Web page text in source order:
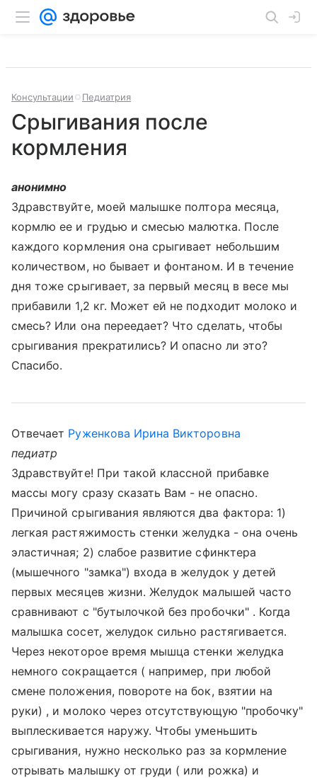
Консультации Педиатрия
Срыгивания после
кормления
анонимно
Здравствуйте, моей малышке полтора месяца,
кормлю ее и грудью и смесью малютка. После
каждого кормления она срыгивает небольшим
количеством, но бывает и фонтаном. И в течение
дня тоже срыгивает, за первый месяц в весе мы
прибавили 1,2 кг. Может ей не подходит молоко и
смесь? Или она переедает? Что сделать, чтобы
срыгивания прекратились? И опасно ли это?
Спасибо.
Отвечает Руженкова Ирина Викторовна
педиатр
Здравствуйте! При такой классной прибавке
массы могу сразу сказать Вам - не опасно.
Причиной срыгивания являются два фактора: 1)
легкая растяжимость стенки желудка - она очень
эластичная; 2) слабое развитие сфинктера
(мышечного "замка") входа в желудок у детей
первых месяцев жизни. Желудок малышей часто
сравнивают с "бутылочкой без пробочки" . Когда
малышка сосет, желудок сильно растягивается.
Через некоторое время мышца стенки желудка
немного сокращается ( например, при любой
смене положения, повороте на бок, взятии на
руки) , и молоко через отсутствующую "пробочку"
выплескивается наружу. Чтобы уменьшить
срыгивания, нужно несколько раз за кормление
отрывать малышку от груди ( или рожка) и